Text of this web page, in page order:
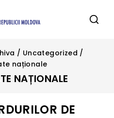
/ Uncategorized /
naționale
NAȚIONALE
DE